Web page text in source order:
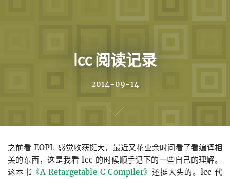
Archives
Ideas
Links
Projects
About
lcc 阅读记录
2014-09-14
之前看 EOPL 感觉收获挺大，最近又花业余时间看了看编译相
关的东西，这是我看 lcc 的时候顺手记下的一些自己的理解。
这本书 《A Retargetable C Compiler》还挺大头的。lcc 代